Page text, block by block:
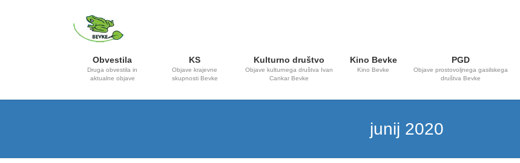
Obvestila
Druga obvestila in
aktualne objave
KS
Objave krajevne
skupnosti Bevke
Kulturno društvo
Objave kulturnega društva Ivan
Cankar Bevke
Kino Bevke
Kino Bevke
PGD
Objave prostovoljnega gasilskega
društva Bevke
junij 2020